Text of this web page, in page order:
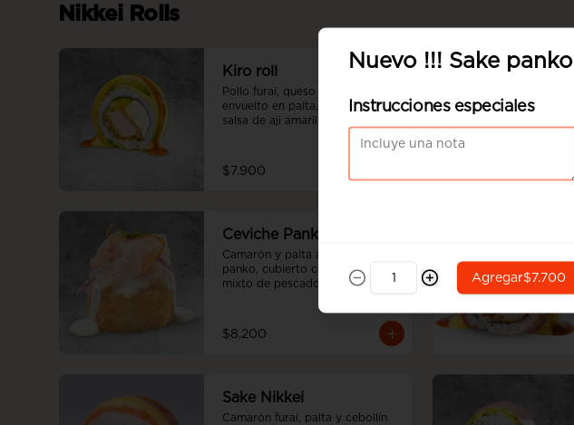
Nikkei Rolls
Kiro roll
Pollo furai, queso crema, palta,
envuelto en palta, bañado en
salsa de aji amarillo flameada y
$7.900
Ceviche Panko
Camarón y palta apanado en
panko, cubierto con ceviche
mixto de pescado blanco y
$8.200
Sake Nikkei
Camarón furai, palta y cebollín
Nuevo !!! Sake panko
Instrucciones especiales
Agregar$7.700